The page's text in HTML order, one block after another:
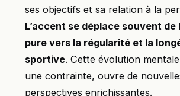
ses objectifs et sa relation à la
L’accent se déplace souvent de
pure vers la régularité et la
sportive. Cette évolution
une contrainte, ouvre de
perspectives enrichissantes.